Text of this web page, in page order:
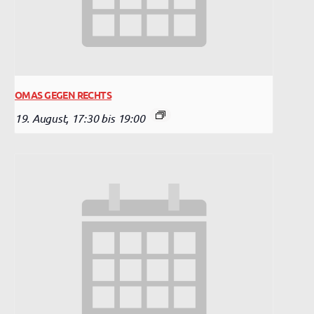
OMAS GEGEN RECHTS
19. August, 17:30 bis 19:00